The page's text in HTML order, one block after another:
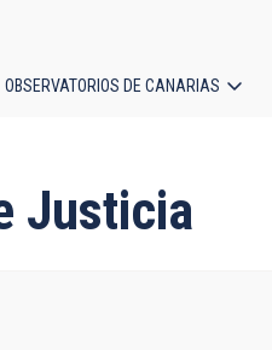
OBSERVATORIOS DE CANARIAS
Justicia